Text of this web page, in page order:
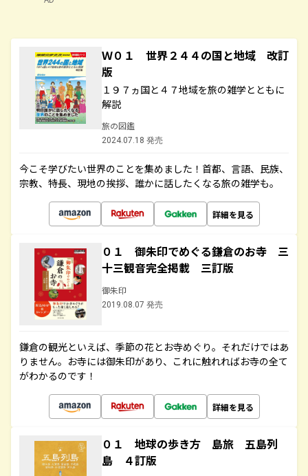
Ｗ０１ 世界２４４の国と地域 改訂
版
１９７ヵ国と４７地域を旅の雑学とともに
解説
旅の図鑑
2024.07.18 発売
今こそ学びたい世界のことを集めました！首都、言語、民族、
宗教、特長、現地の挨拶、誰かに話したくなる旅の雑学も。
詳細を見る
０１ 御朱印でめぐる鎌倉のお寺 三
十三観音完全掲載 三訂版
御朱印
2019.08.07 発売
鎌倉の観光といえば、季節の花とお寺めぐり。それだけではあ
りません。お寺には御朱印があり、これに触れればお寺の全て
がわかるのです！
詳細を見る
０１ 地球の歩き方 島旅 五島列
島 ４訂版